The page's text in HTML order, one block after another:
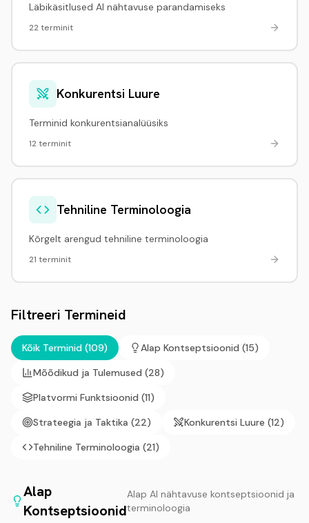
Läbikäsitlused AI nähtavuse parandamiseks
22 terminit
Konkurentsi Luure
Terminid konkurentsianalüüsiks
12 terminit
Tehniline Terminoloogia
Kõrgelt arengud tehniline terminoloogia
21 terminit
Filtreeri Termineid
Kõik Terminid (109) Alap Kontseptsioonid (15)
Mõõdikud ja Tulemused (28)
Platvormi Funktsioonid (11)
Strateegia ja Taktika (22) Konkurentsi Luure (12)
Tehniline Terminoloogia (21)
Alap
Kontseptsioonid
Alap AI nähtavuse kontseptsioonid ja
terminoloogia